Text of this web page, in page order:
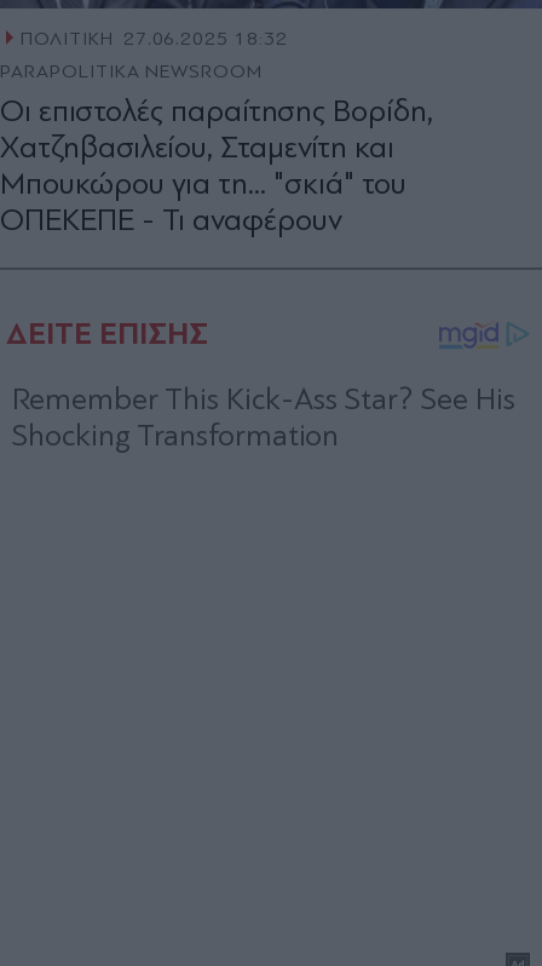
ΠΟΛΙΤΙΚΗ
27.06.2025 18:32
PARAPOLITIKA NEWSROOM
Οι επιστολές παραίτησης Βορίδη,
Χατζηβασιλείου, Σταμενίτη και
Μπουκώρου για τη... "σκιά" του
ΟΠΕΚΕΠΕ - Τι αναφέρουν